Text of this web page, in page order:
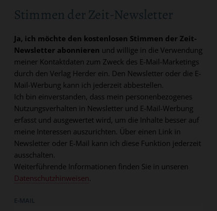
Stimmen der Zeit-Newsletter
Ja, ich möchte den kostenlosen Stimmen der Zeit-
Newsletter abonnieren und willige in die Verwendung
meiner Kontaktdaten zum Zweck des E-Mail-Marketings
durch den Verlag Herder ein. Den Newsletter oder die E-
Mail-Werbung kann ich jederzeit abbestellen.
Ich bin einverstanden, dass mein personenbezogenes
Nutzungsverhalten in Newsletter und E-Mail-Werbung
erfasst und ausgewertet wird, um die Inhalte besser auf
meine Interessen auszurichten. Über einen Link in
Newsletter oder E-Mail kann ich diese Funktion jederzeit
ausschalten.
Weiterführende Informationen finden Sie in unseren
Datenschutzhinweisen.
E-MAIL